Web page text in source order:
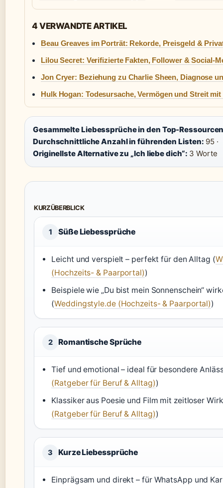
4 VERWANDTE ARTIKEL
Beau Greaves im Porträt: Rekorde, Preisgeld &
Lilou Secret: Verifizierte Fakten, Follower & Social-
Jon Cryer: Beziehung zu Charlie Sheen, Diagnose
Hulk Hogan: Todesursache, Vermögen und Streit
Gesammelte Liebessprüche in den Top-
Durchschnittliche Anzahl in führenden Listen: 95 ·
Originellste Alternative zu „Ich liebe dich“: 3 Worte
KURZÜBERBLICK
1 Süße Liebessprüche
Leicht und verspielt – perfekt für den Alltag (
(Hochzeits- & Paarportal))
Beispiele wie „Du bist mein Sonnenschein“
(Weddingstyle.de (Hochzeits- & Paarportal))
2 Romantische Sprüche
Tief und emotional – ideal für besondere
(Ratgeber für Beruf & Alltag))
Klassiker aus Poesie und Film mit zeitloser
(Ratgeber für Beruf & Alltag))
3 Kurze Liebessprüche
Einprägsam und direkt – für WhatsApp und